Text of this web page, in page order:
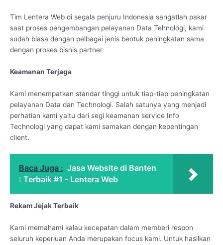
Tim Lentera Web di segala penjuru Indonesia sangatlah pakar
saat proses pengembangan pelayanan Data Tehnologi, kami
sudah biasa dengan pelbagai jenis bentuk peningkatan sama
dengan proses bisnis partner
Keamanan Terjaga
Kami menempatkan standar tinggi untuk tiap-tiap peningkatan
pelayanan Data dan Technologi. Salah satunya yang menjadi
perhatian kami yaitu dari segi keamanan service Info
Technologi yang dapat kami samakan dengan kepentingan
client.
Baca Juga : Jasa Website di Banten
: Terbaik #1 - Lentera Web
Rekam Jejak Terbaik
Kami memahami kalau kecepatan dalam memberi respon
seluruh keperluan Anda merupakan focus kami. Untuk hasilkan